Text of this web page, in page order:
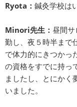
Ryota： 鍼灸学校は
Minori先生： 昼間
勤し、夜５時半まで
で体力的にきつかっ
の資格をすでに持っ
ましたし、とにかく
いました。